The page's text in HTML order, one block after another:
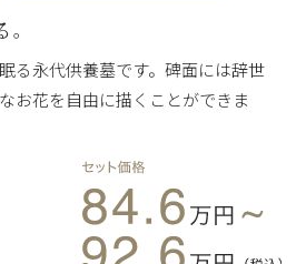
る永代供養墓です。碑面には辞世
お花を自由に描くことができま